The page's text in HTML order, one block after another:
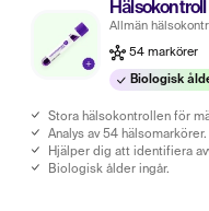
Hälsokontroll
Allmän
54 markörer
Biologisk
Stora hälsokontrollen för
Analys av 54 hälsomarkörer.
Hjälper dig att identifiera
Biologisk ålder ingår.